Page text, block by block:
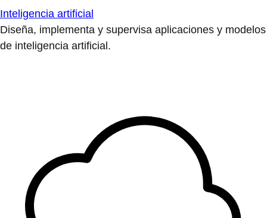
Inteligencia artificial
Diseña, implementa y supervisa aplicaciones y modelos
de inteligencia artificial.